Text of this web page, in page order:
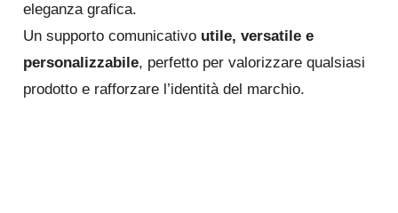
eleganza grafica.
Un supporto comunicativo utile, versatile e
personalizzabile, perfetto per valorizzare qualsiasi
prodotto e rafforzare l’identità del marchio.